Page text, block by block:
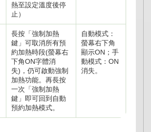
熱至設定溫度後停
止）
長按「強制加熱
鍵」可取消所有預
約加熱時段(螢幕右
下角ON字體消
失)，仍可啟動強制
加熱功能。再長按
一次「強制加熱
鍵」即可回到自動
預約加熱模式。
自動模式：
螢幕右下角
顯示ON；手
動模式：ON
消失。